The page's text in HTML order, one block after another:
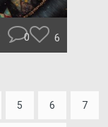
0 6
5 6 7